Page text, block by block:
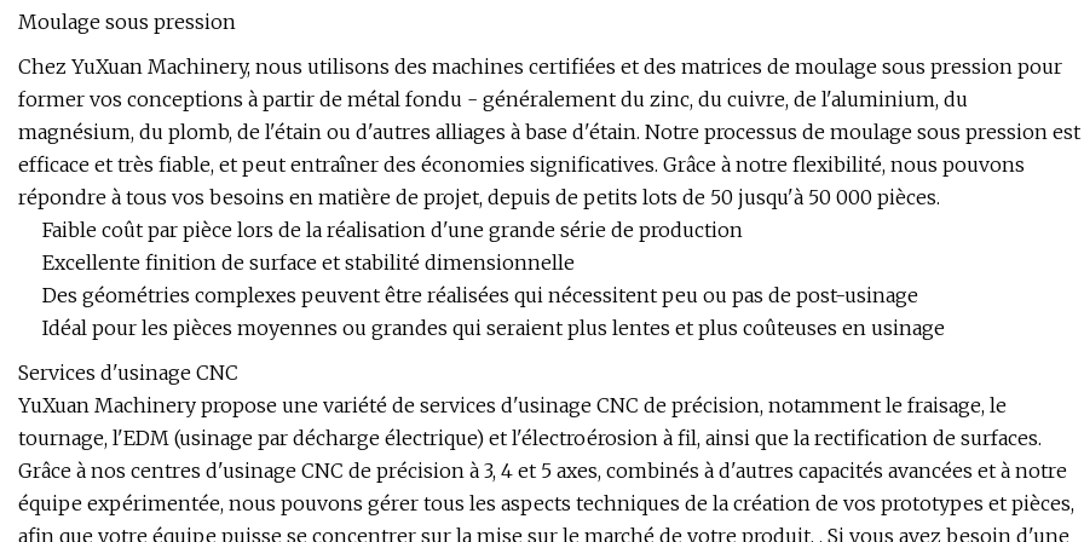
Moulage sous pression
Chez YuXuan Machinery, nous utilisons des machines certifiées et des matrices de moulage sous pression pour
former vos conceptions à partir de métal fondu - généralement du zinc, du cuivre, de l'aluminium, du
magnésium, du plomb, de l'étain ou d'autres alliages à base d'étain. Notre processus de moulage sous pression est
efficace et très fiable, et peut entraîner des économies significatives. Grâce à notre flexibilité, nous pouvons
répondre à tous vos besoins en matière de projet, depuis de petits lots de 50 jusqu'à 50 000 pièces.
Faible coût par pièce lors de la réalisation d'une grande série de production
Excellente finition de surface et stabilité dimensionnelle
Des géométries complexes peuvent être réalisées qui nécessitent peu ou pas de post-usinage
Idéal pour les pièces moyennes ou grandes qui seraient plus lentes et plus coûteuses en usinage
Services d'usinage CNC
YuXuan Machinery propose une variété de services d'usinage CNC de précision, notamment le fraisage, le
tournage, l'EDM (usinage par décharge électrique) et l'électroérosion à fil, ainsi que la rectification de surfaces.
Grâce à nos centres d'usinage CNC de précision à 3, 4 et 5 axes, combinés à d'autres capacités avancées et à notre
équipe expérimentée, nous pouvons gérer tous les aspects techniques de la création de vos prototypes et pièces,
afin que votre équipe puisse se concentrer sur la mise sur le marché de votre produit. . Si vous avez besoin d'une